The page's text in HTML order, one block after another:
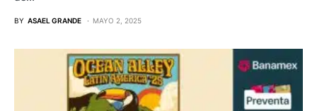
BY ASAEL GRANDE MAYO 2, 2025